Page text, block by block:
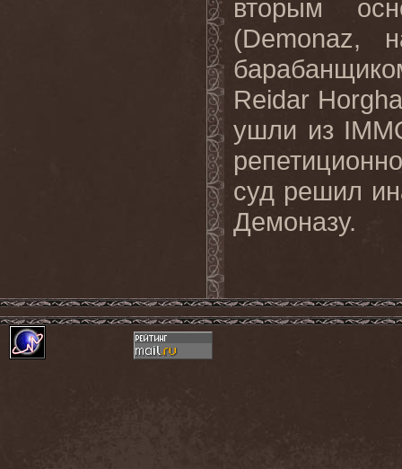
вторым
(Demonaz,
Reidar
ушли из
суд решил
Демоназу.